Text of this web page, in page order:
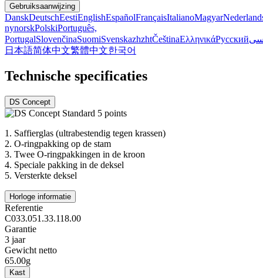
Gebruiksaanwijzing
DanskDeutschEestiEnglishEspañolFrançaisItalianoMagyar
nynorskPolskiPortuguês,
PortugalSlovenčinaSuomiSvenskazhzhtČeštinaΕλληνικάРусский
日本語简体中文繁體中文한국어
Technische specificaties
DS Concept
1. Saffierglas (ultrabestendig tegen krassen)
2. O-ringpakking op de stam
3. Twee O-ringpakkingen in de kroon
4. Speciale pakking in de deksel
5. Versterkte deksel
Horloge informatie
Referentie
C033.051.33.118.00
Garantie
3 jaar
Gewicht netto
65.00g
Kast